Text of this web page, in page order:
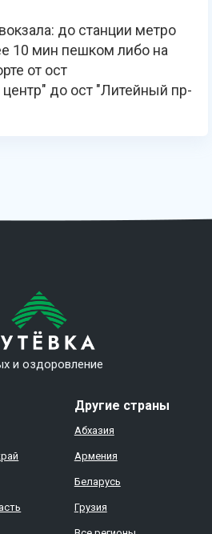
до станции метро
10 мин пешком либо на
от ост
до ост "Литейный пр-
и оздоровление
Другие страны
Абхазия
Армения
Беларусь
Грузия